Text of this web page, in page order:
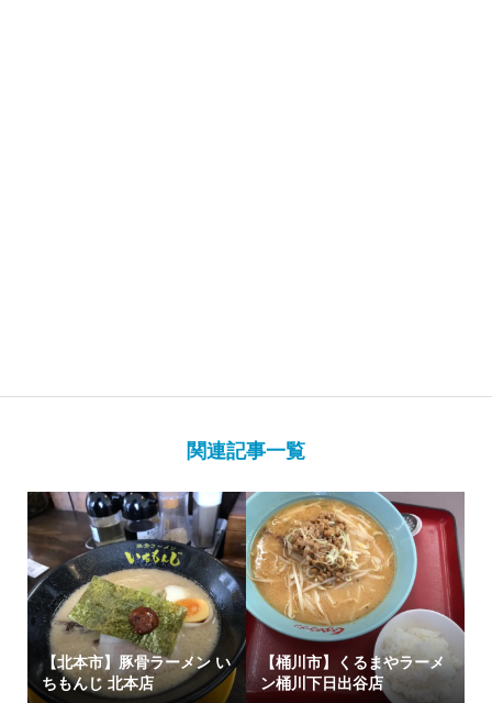
関連記事一覧
【北本市】豚骨ラーメン い
ちもんじ 北本店
【桶川市】くるまやラーメ
ン桶川下日出谷店